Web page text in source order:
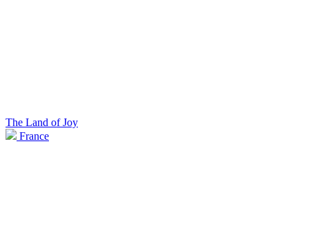
The Land of Joy
France